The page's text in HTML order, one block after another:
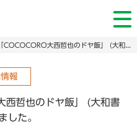
大西哲也のドヤ飯」 (大和書房)にて弊社商品が紹介されました。
報
哲也のドヤ飯」 (大和書
した。